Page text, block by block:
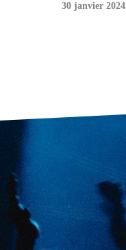
30 janvier 2024